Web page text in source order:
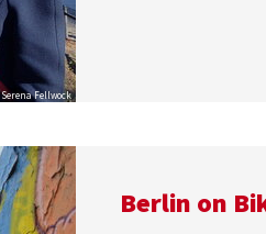
Fellwock
Berlin on